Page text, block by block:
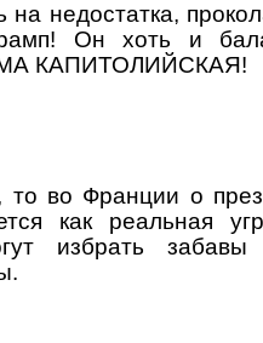
на недостатка,
Он хоть и
КАПИТОЛИЙСКАЯ!
то во Франции о
как реальная
избрать забавы